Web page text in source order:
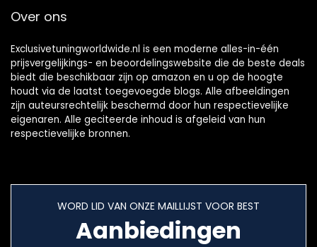
Over ons
Exclusivetuningworldwide.nl is een moderne alles-in-één
prijsvergelijkings- en beoordelingswebsite die de beste deals
biedt die beschikbaar zijn op amazon en u op de hoogte
houdt via de laatst toegevoegde blogs. Alle afbeeldingen
zijn auteursrechtelijk beschermd door hun respectievelijke
eigenaren. Alle geciteerde inhoud is afgeleid van hun
respectievelijke bronnen.
WORD LID VAN ONZE MAILLIJST VOOR BEST
Aanbiedingen